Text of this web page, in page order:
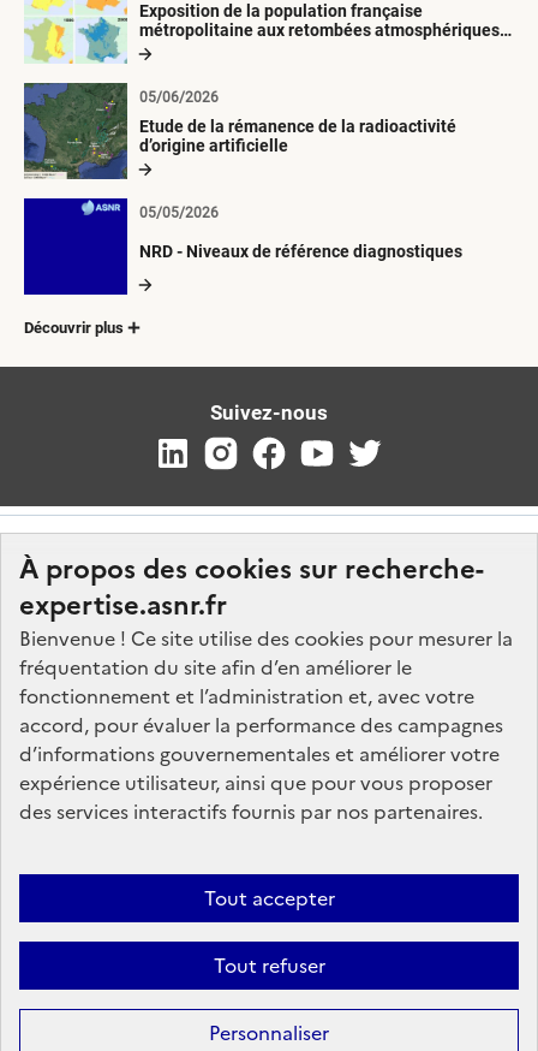
À propos des cookies sur recherche-
expertise.asnr.fr
Bienvenue ! Ce site utilise des cookies pour mesurer la
fréquentation du site afin d’en améliorer le
fonctionnement et l’administration et, avec votre
accord, pour évaluer la performance des campagnes
d’informations gouvernementales et améliorer votre
expérience utilisateur, ainsi que pour vous proposer
des services interactifs fournis par nos partenaires.
Tout accepter
Tout refuser
Personnaliser
Exposition de la population française
métropolitaine aux retombées atmosphériques
radioactives depuis 1945
Etude de la rémanence de la radioactivité
d’origine artificielle
05/06/2026
NRD - Niveaux de référence diagnostiques
05/05/2026
Découvrir plus
Suivez-nous
Nos marchés
Nos offres d'emploi
FAQ
Glossaire
Plan du site